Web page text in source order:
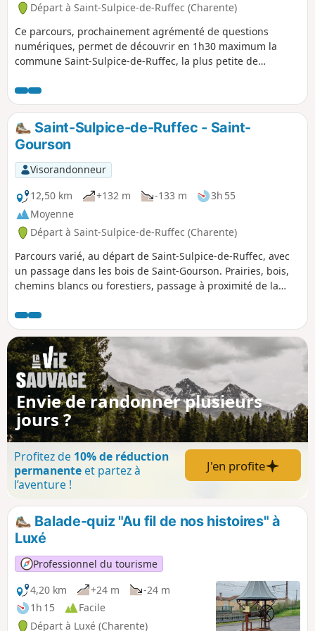
Départ à Saint-Sulpice-de-Ruffec (Charente)
Ce parcours, prochainement agrémenté de questions
numériques, permet de découvrir en 1h30 maximum la
commune Saint-Sulpice-de-Ruffec, la plus petite de
Saint-Sulpice-de-Ruffec - Saint-
Gourson
Visorandonneur
12,50 km
+132 m -133 m
3h 55
Moyenne
Départ à Saint-Sulpice-de-Ruffec (Charente)
Parcours varié, au départ de Saint-Sulpice-de-Ruffec, avec
un passage dans les bois de Saint-Gourson. Prairies, bois,
chemins blancs ou forestiers, passage à proximité de la
pour découvrir les prémices de la Charente Limousine.
Envie de randonner plusieurs
jours ?
Profitez de 10% de réduction
permanenteet partez à
l’aventure !
J'en profite
Balade-quiz "Au fil de nos histoires" à
Luxé
Professionnel du tourisme
4,20 km
+24 m
-24 m
1h 15
Facile
Départ à Luxé (Charente)